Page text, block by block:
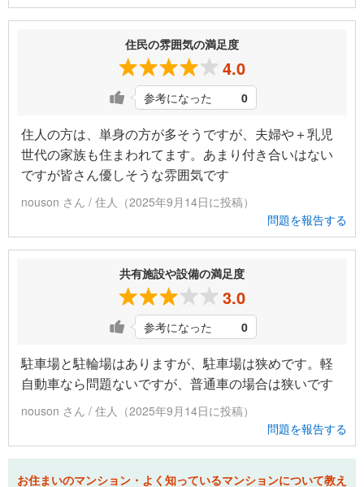
住民の雰囲気の満足度
4.0
参考になった 0
住人の方は、単身の方が多そうですが、夫婦や＋乳児
世代の家族も住まわれてます。あまり付き合いはない
ですが皆さん優しそうな雰囲気です
nouson さん / 住人（2025年9月14日に投稿）
問題を報告する
共有施設や設備の満足度
3.0
参考になった 0
駐車場と駐輪場はありますが、駐車場は狭めです。軽
自動車なら問題ないですが、普通車の場合は狭いです
nouson さん / 住人（2025年9月14日に投稿）
問題を報告する
お住まいのマンション・よく知っているマンションについて教え